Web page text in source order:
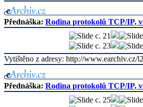
Přednáška: Rodina protokolů TCP/IP,
Vytištěno z adresy: http://www.earchiv.cz/
Přednáška: Rodina protokolů TCP/IP,